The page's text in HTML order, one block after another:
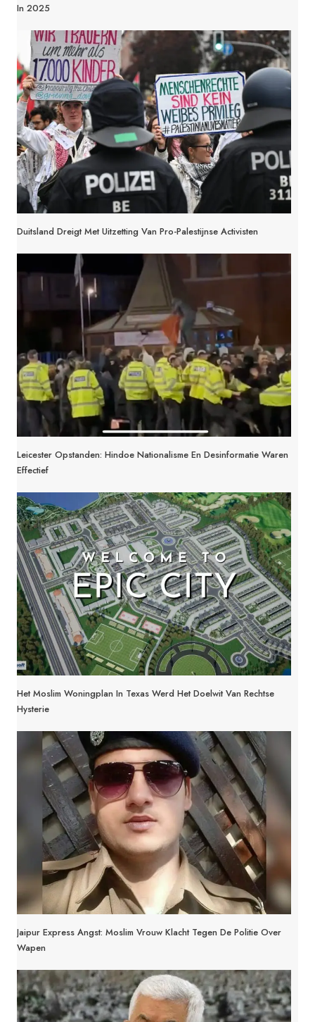
In 2025
Duitsland Dreigt Met Uitzetting Van Pro-Palestijnse Activisten
Leicester Opstanden: Hindoe Nationalisme En Desinformatie Waren
Effectief
Het Moslim Woningplan In Texas Werd Het Doelwit Van Rechtse
Hysterie
Jaipur Express Angst: Moslim Vrouw Klacht Tegen De Politie Over
Wapen